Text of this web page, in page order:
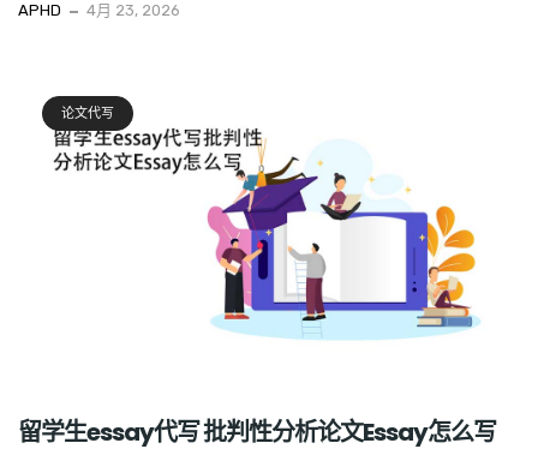
APHD 4月 23, 2026
论文代写
留学生essay代写 批判性分析论文Essay怎么写